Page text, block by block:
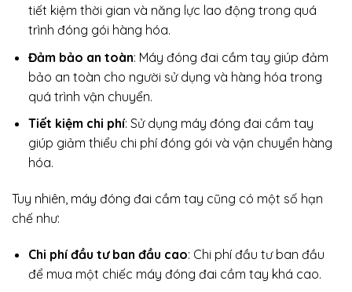
tiết kiệm thời gian và năng lực lao động trong quá
trình đóng gói hàng hóa.
Đảm bảo an toàn: Máy đóng đai cầm tay giúp đảm
bảo an toàn cho người sử dụng và hàng hóa trong
quá trình vận chuyển.
Tiết kiệm chi phí: Sử dụng máy đóng đai cầm tay
giúp giảm thiểu chi phí đóng gói và vận chuyển hàng
hóa.
Tuy nhiên, máy đóng đai cầm tay cũng có một số hạn
chế như:
Chi phí đầu tư ban đầu cao: Chi phí đầu tư ban đầu
để mua một chiếc máy đóng đai cầm tay khá cao.